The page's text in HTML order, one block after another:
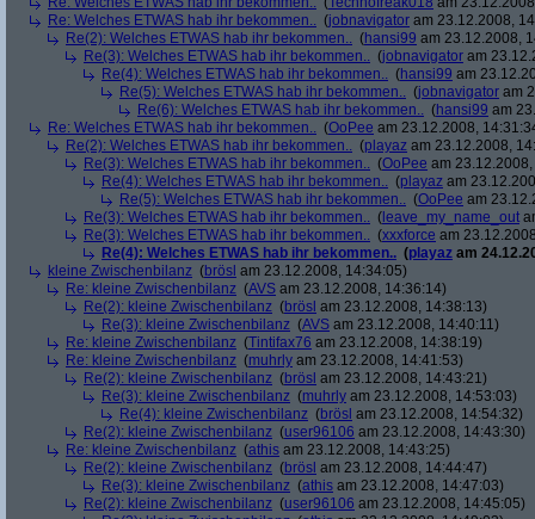
Re: Welches ETWAS hab ihr bekommen.. (jobnavigator am 23.12.2008,
Re(2): Welches ETWAS hab ihr bekommen.. (hansi99 am 23.12.2008,
Re(3): Welches ETWAS hab ihr bekommen.. (jobnavigator am
Re(4): Welches ETWAS hab ihr bekommen.. (hansi99 am
Re(5): Welches ETWAS hab ihr bekommen.. (jobnavigator am
Re(6): Welches ETWAS hab ihr bekommen.. (hansi99 am
Re: Welches ETWAS hab ihr bekommen.. (OoPee am 23.12.2008,
Re(2): Welches ETWAS hab ihr bekommen.. (playaz am 23.12.2008,
Re(3): Welches ETWAS hab ihr bekommen.. (OoPee am
Re(4): Welches ETWAS hab ihr bekommen.. (playaz am
Re(5): Welches ETWAS hab ihr bekommen.. (OoPee am
Re(3): Welches ETWAS hab ihr bekommen.. ( leave_my_name_out
Re(3): Welches ETWAS hab ihr bekommen.. (xxxforce am
Re(4): Welches ETWAS hab ihr bekommen.. (playaz am
kleine Zwischenbilanz (brösl am 23.12.2008, 14:34:05)
Re: kleine Zwischenbilanz (AVS am 23.12.2008, 14:36:14)
Re(2): kleine Zwischenbilanz (brösl am 23.12.2008, 14:38:13)
Re(3): kleine Zwischenbilanz (AVS am 23.12.2008, 14:40:11)
Re: kleine Zwischenbilanz (Tintifax76 am 23.12.2008, 14:38:19)
Re: kleine Zwischenbilanz (muhrly am 23.12.2008, 14:41:53)
Re(2): kleine Zwischenbilanz (brösl am 23.12.2008, 14:43:21)
Re(3): kleine Zwischenbilanz (muhrly am 23.12.2008, 14:53:03)
Re(4): kleine Zwischenbilanz (brösl am 23.12.2008, 14:54:32)
Re(2): kleine Zwischenbilanz (user96106 am 23.12.2008, 14:43:30)
Re: kleine Zwischenbilanz (athis am 23.12.2008, 14:43:25)
Re(2): kleine Zwischenbilanz (brösl am 23.12.2008, 14:44:47)
Re(3): kleine Zwischenbilanz (athis am 23.12.2008, 14:47:03)
Re(2): kleine Zwischenbilanz (user96106 am 23.12.2008, 14:45:05)